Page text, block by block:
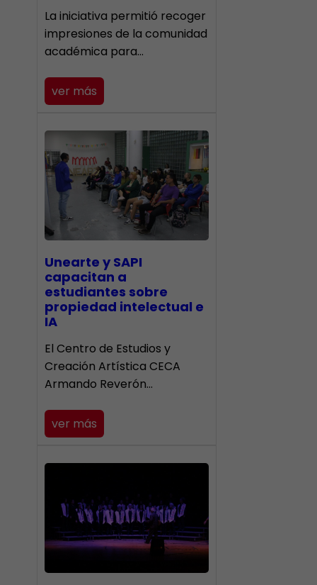
La iniciativa permitió recoger
impresiones de la comunidad
académica para…
ver más
Unearte y SAPI
capacitan a
estudiantes sobre
propiedad intelectual e
IA
El Centro de Estudios y
Creación Artística CECA
Armando Reverón…
ver más